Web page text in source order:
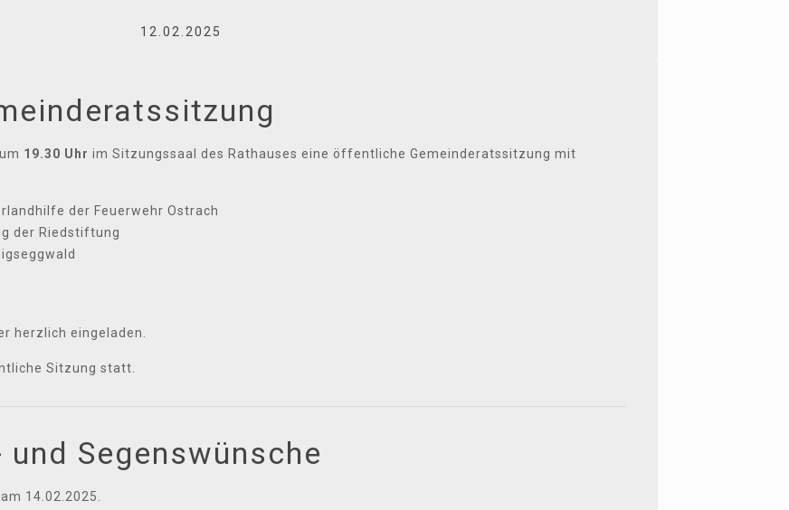
12.02.2025
19.30 Uhr im Sitzungssaal des Rathauses eine öffentliche Gemeinderatssitzung mit
der Feuerwehr Ostrach
der Riedstiftung
herzlich eingeladen.
Sitzung statt.
Segenswünsche
14.02.2025.